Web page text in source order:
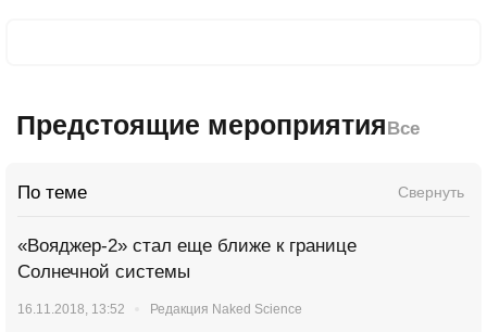
Предстоящие мероприятияВсе
По теме Свернуть
«Вояджер-2» стал еще ближе к границе
Солнечной системы
16.11.2018, 13:52 Редакция Naked Science